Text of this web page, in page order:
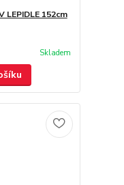
LEPIDLE 152cm
Skladem